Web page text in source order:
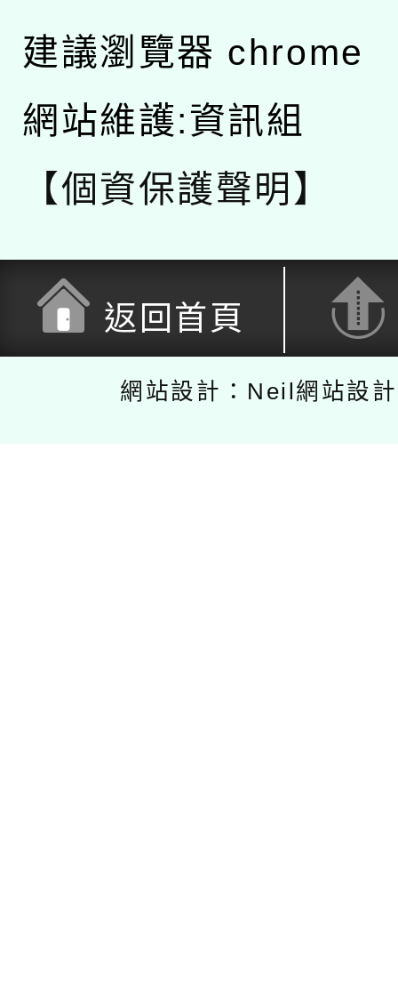
建議瀏覽器 chrome
網站維護:資訊組
【個資保護聲明】
返回首頁
網站設計：Neil網站設